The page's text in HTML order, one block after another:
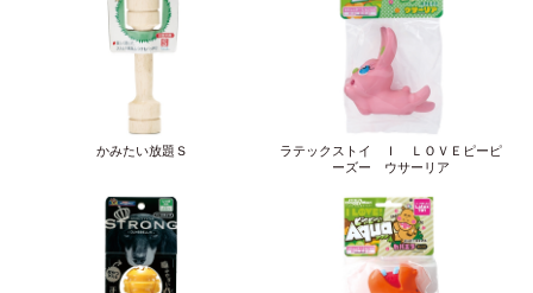
かみたい放題Ｓ
ラテックストイ Ｉ ＬＯＶＥピーピ
ーズー ウサーリア